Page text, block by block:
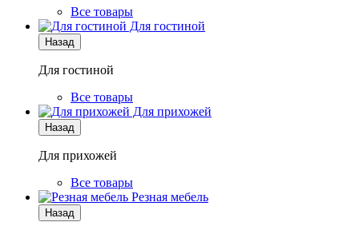
Все товары
Для гостиной
Назад
Для гостиной
Все товары
Для прихожей
Назад
Для прихожей
Все товары
Резная мебель
Назад